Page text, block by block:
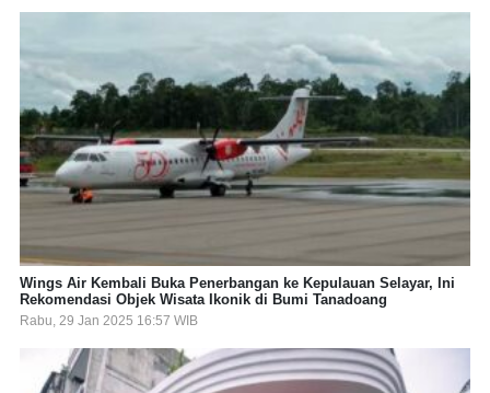
Wings Air Kembali Buka Penerbangan ke Kepulauan Selayar, Ini
Rekomendasi Objek Wisata Ikonik di Bumi Tanadoang
Rabu, 29 Jan 2025 16:57 WIB